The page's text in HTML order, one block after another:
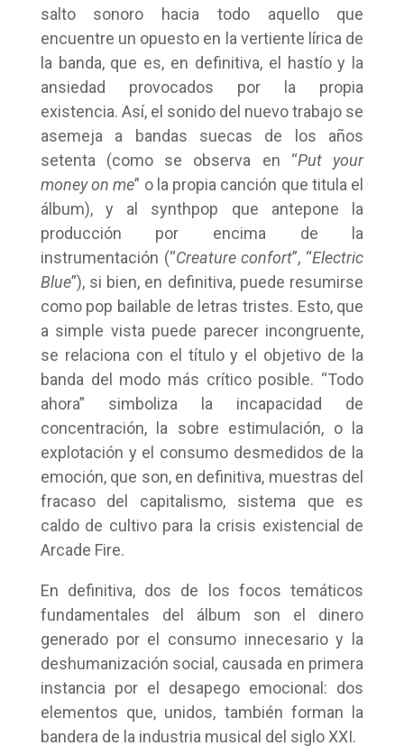
salto sonoro hacia todo aquello que
encuentre un opuesto en la vertiente lírica de
la banda, que es, en definitiva, el hastío y la
ansiedad provocados por la propia
existencia. Así, el sonido del nuevo trabajo se
asemeja a bandas suecas de los años
setenta (como se observa en “Put your
money on me” o la propia canción que titula el
álbum), y al synthpop que antepone la
producción por encima de la
instrumentación (“Creature confort”, “Electric
Blue”), si bien, en definitiva, puede resumirse
como pop bailable de letras tristes. Esto, que
a simple vista puede parecer incongruente,
se relaciona con el título y el objetivo de la
banda del modo más crítico posible. “Todo
ahora” simboliza la incapacidad de
concentración, la sobre estimulación, o la
explotación y el consumo desmedidos de la
emoción, que son, en definitiva, muestras del
fracaso del capitalismo, sistema que es
caldo de cultivo para la crisis existencial de
Arcade Fire.
En definitiva, dos de los focos temáticos
fundamentales del álbum son el dinero
generado por el consumo innecesario y la
deshumanización social, causada en primera
instancia por el desapego emocional: dos
elementos que, unidos, también forman la
bandera de la industria musical del siglo XXI.